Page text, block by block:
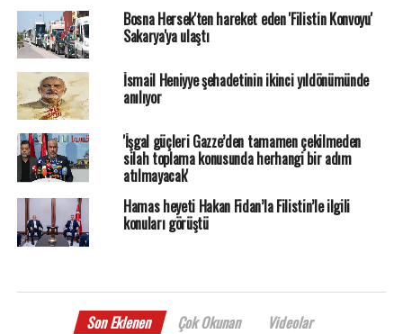
Bosna Hersek'ten hareket eden 'Filistin Konvoyu'
Sakarya'ya ulaştı
İsmail Heniyye şehadetinin ikinci yıldönümünde
anılıyor
'İşgal güçleri Gazze’den tamamen çekilmeden
silah toplama konusunda herhangi bir adım
atılmayacak'
Hamas heyeti Hakan Fidan’la Filistin’le ilgili
konuları görüştü
Son Eklenen Çok Okunan Videolar